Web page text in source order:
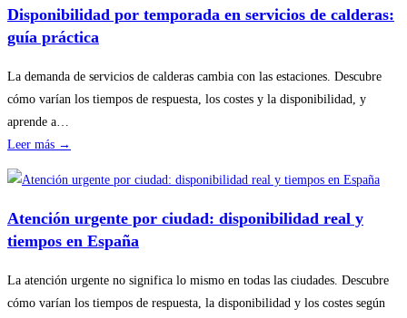
revisiones
básicas
hogar
sin
Disponibilidad por temporada en servicios de calderas:
guía práctica
La demanda de servicios de calderas cambia con las estaciones. Descubre
cómo varían los tiempos de respuesta, los costes y la disponibilidad, y
aprende a…
Leer más →
por
temporada
de
calderas:
Atención urgente por ciudad: disponibilidad real y
tiempos en España
La atención urgente no significa lo mismo en todas las ciudades. Descubre
cómo varían los tiempos de respuesta, la disponibilidad y los costes según